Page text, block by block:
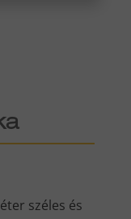
széles és